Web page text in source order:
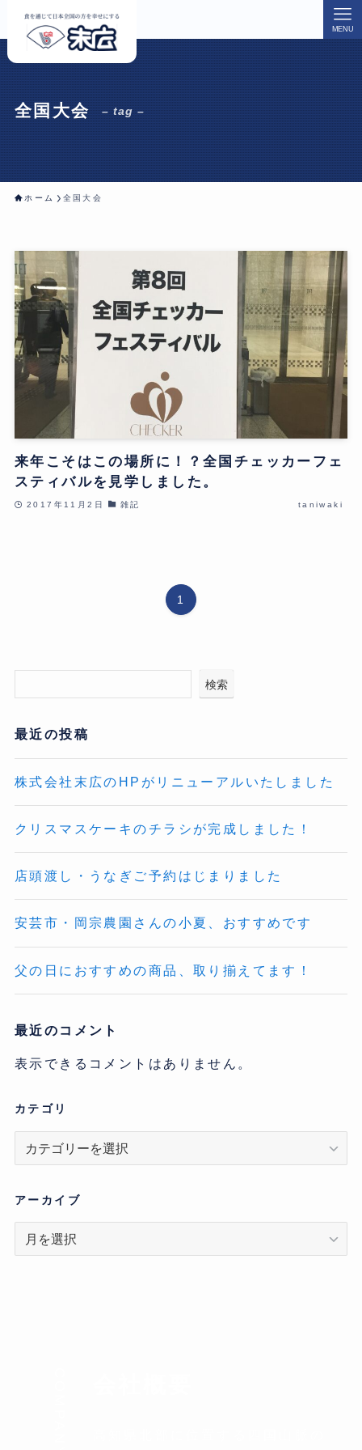
MENU
全国大会 – tag –
ホーム 全国大会
来年こそはこの場所に！？全国チェッカーフェ
スティバルを見学しました。
2017年11月2日 雑記 taniwaki
1
検索
最近の投稿
株式会社末広のHPがリニューアルいたしました
クリスマスケーキのチラシが完成しました！
店頭渡し・うなぎご予約はじまりました
安芸市・岡宗農園さんの小夏、おすすめです
父の日におすすめの商品、取り揃えてます！
最近のコメント
表示できるコメントはありません。
カテゴリ
リ
アーカイブ
ア